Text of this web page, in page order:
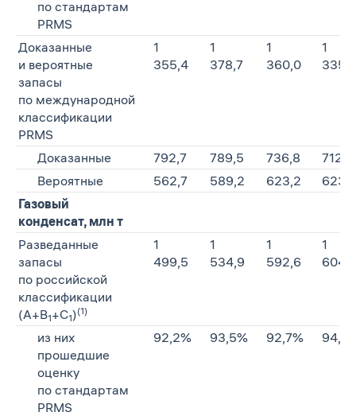
по стандартам
PRMS
Доказанные
и вероятные
запасы
по международной
классификации
PRMS
1
355,4
1
378,7
1
360,0
1
335,4
Доказанные 792,7 789,5 736,8
712,3
Вероятные
562,7 589,2 623,2
623,1
Газовый
конденсат, млн т
Разведанные
запасы
по российской
классификации
(А+В1+С1)(1)
1
499,5
1
534,9
1
592,6
1
604,4
из них
прошедшие
оценку
по стандартам
PRMS
92,2% 93,5% 92,7% 94,1